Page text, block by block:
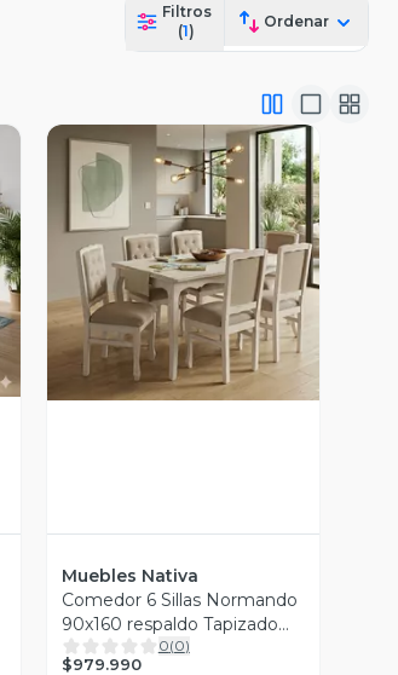
Filtros
(1)
Ordenar
Vista Previa
Muebles Nativa
Comedor 6 Sillas Normando
90x160 respaldo Tapizado
Beige
0(0)
$979.990